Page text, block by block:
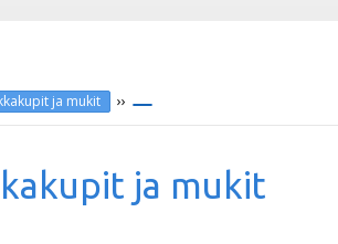
ja mukit ››
ja mukit